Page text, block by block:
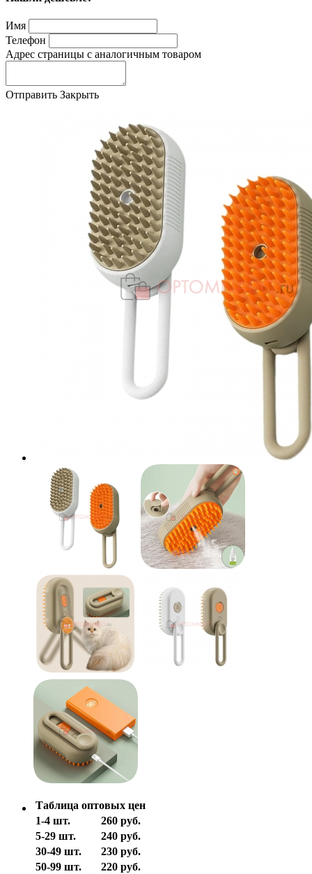
Имя
Телефон
Адрес страницы с аналогичным товаром
Отправить Закрыть
Таблица оптовых цен
1-4 шт.
260 руб.
5-29 шт.
240 руб.
30-49 шт.
230 руб.
50-99 шт.
220 руб.